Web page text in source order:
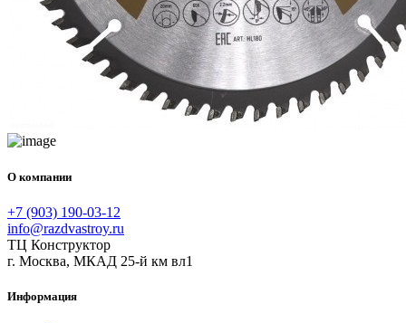
О компании
+7 (903) 190-03-12
info@razdvastroy.ru
ТЦ Конструктор
г. Москва, МКАД 25-й км вл1
Информация